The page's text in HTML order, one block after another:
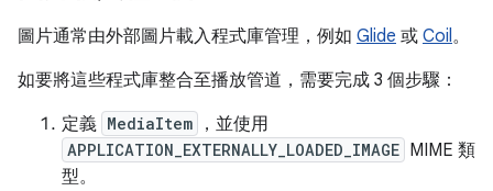
圖片通常由外部圖片載入程式庫管理，例如 Glide 或 Coil。
如要將這些程式庫整合至播放管道，需要完成 3 個步驟：
定義 MediaItem ，並使用
APPLICATION_EXTERNALLY_LOADED_IMAGE MIME 類
型。